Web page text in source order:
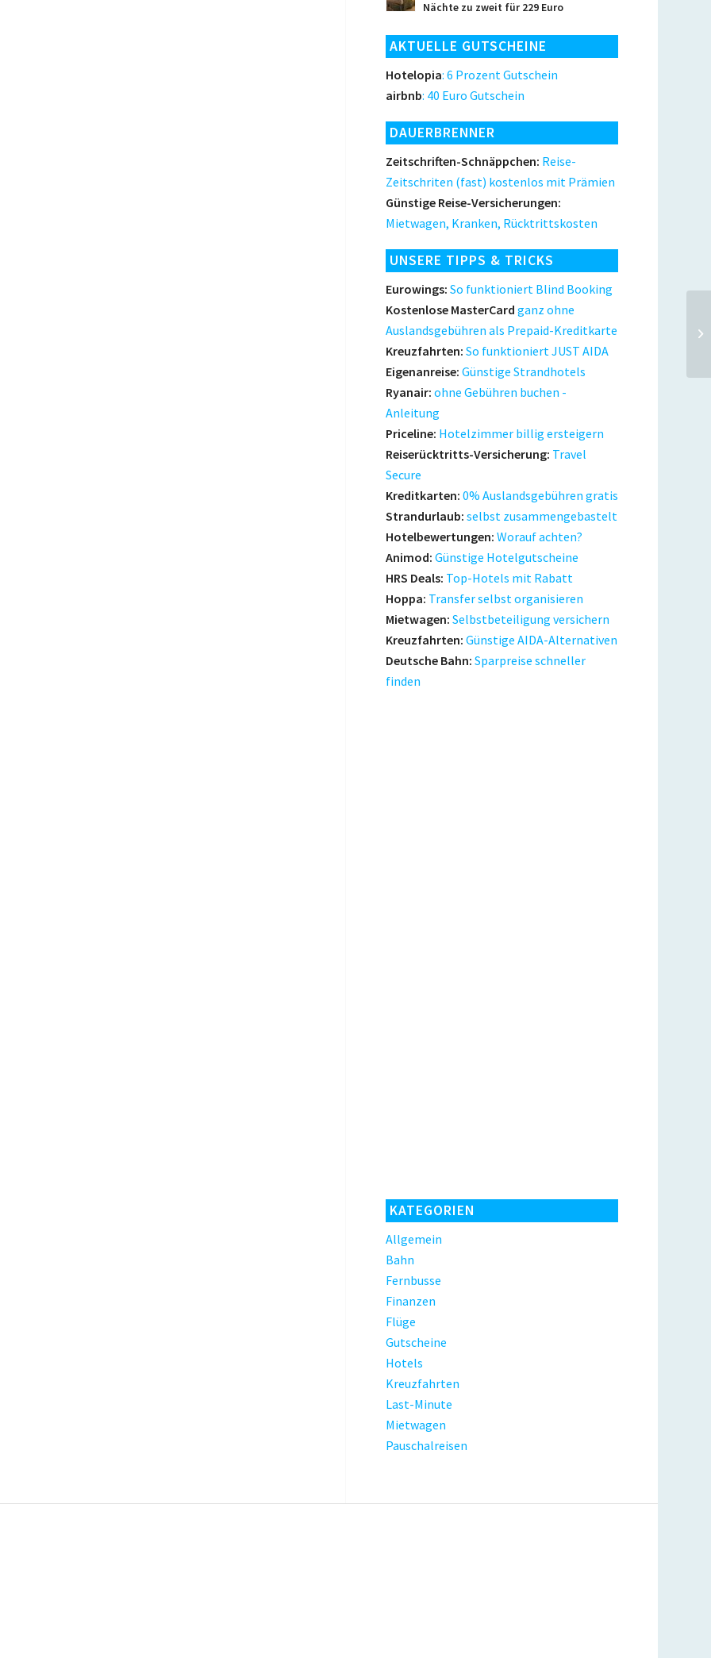
Nächte zu zweit für 229 Euro
AKTUELLE GUTSCHEINE
Hotelopia: 6 Prozent Gutschein
airbnb: 40 Euro Gutschein
DAUERBRENNER
Zeitschriften-Schnäppchen: Reise-
Zeitschriten (fast) kostenlos mit Prämien
Günstige Reise-Versicherungen:
Mietwagen, Kranken, Rücktrittskosten
UNSERE TIPPS & TRICKS
Eurowings: So funktioniert Blind Booking
Kostenlose MasterCard ganz ohne
Auslandsgebühren als Prepaid-Kreditkarte
Kreuzfahrten: So funktioniert JUST AIDA
Eigenanreise: Günstige Strandhotels
Ryanair: ohne Gebühren buchen -
Anleitung
Priceline: Hotelzimmer billig ersteigern
Reiserücktritts-Versicherung: Travel
Secure
Kreditkarten: 0% Auslandsgebühren gratis
Strandurlaub: selbst zusammengebastelt
Hotelbewertungen: Worauf achten?
Animod: Günstige Hotelgutscheine
HRS Deals: Top-Hotels mit Rabatt
Hoppa: Transfer selbst organisieren
Mietwagen: Selbstbeteiligung versichern
Kreuzfahrten: Günstige AIDA-Alternativen
Deutsche Bahn: Sparpreise schneller
finden
KATEGORIEN
Allgemein
Bahn
Fernbusse
Finanzen
Flüge
Gutscheine
Hotels
Kreuzfahrten
Last-Minute
Mietwagen
Pauschalreisen